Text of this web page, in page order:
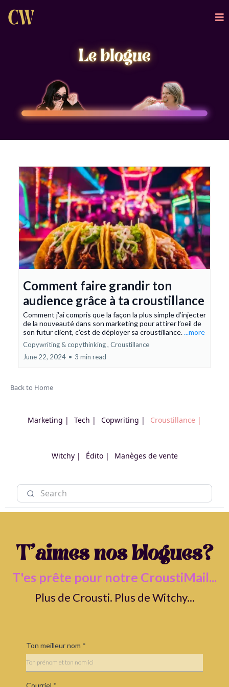
Comment faire grandir ton
audience grâce à ta croustillance
Comment j'ai compris que la façon la plus simple d’injecter
de la nouveauté dans son marketing pour attirer l’oeil de
son futur client, c’est de déployer sa croustillance....more
Copywriting & copythinking , Croustillance
June 22, 2024 • 3 min read
Back to Home
Marketing | Tech | Copwriting | Croustillance |
Witchy | Édito | Manèges de vente
T'aimes nos blogues?
T'es prête pour notre CroustiMail...
Plus de Crousti. Plus de Witchy...
Ton meilleur nom *
Courriel *